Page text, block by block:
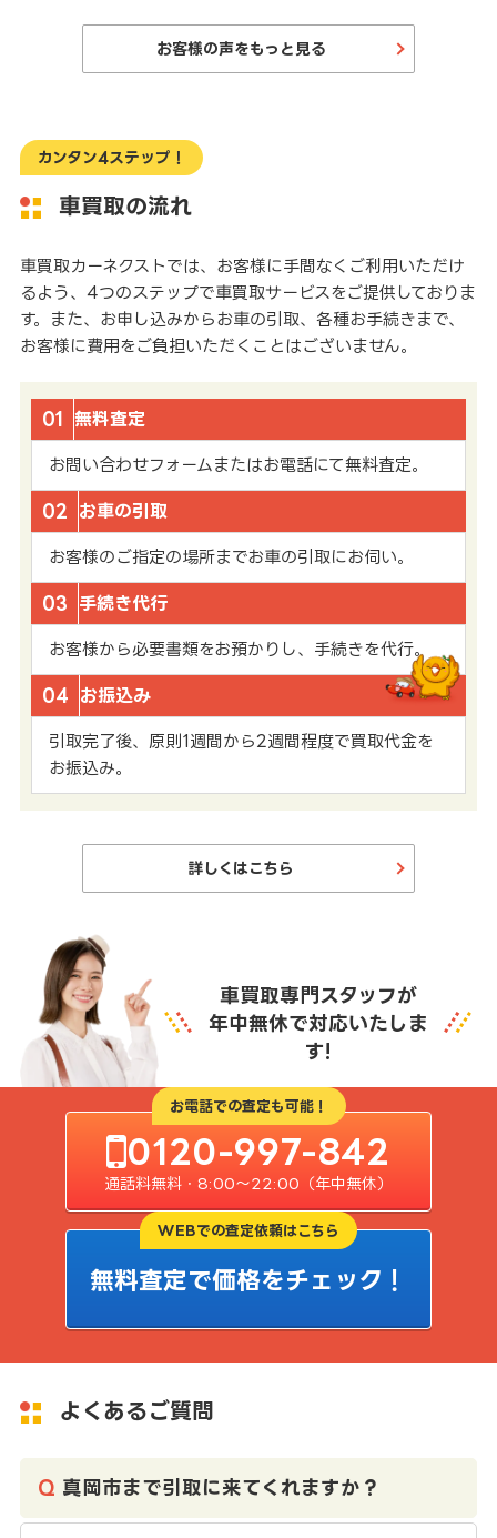
お客様の声をもっと見る
カンタン4ステップ！
車買取の流れ
車買取カーネクストでは、お客様に手間なくご利用いただけ
るよう、4つのステップで車買取サービスをご提供しておりま
す。また、お申し込みからお車の引取、各種お手続きまで、
お客様に費用をご負担いただくことはございません。
01 無料査定
お問い合わせフォームまたはお電話にて無料査定。
02 お車の引取
お客様のご指定の場所までお車の引取にお伺い。
03 手続き代行
お客様から必要書類をお預かりし、手続きを代行。
04 お振込み
引取完了後、原則1週間から2週間程度で買取代金を
お振込み。
詳しくはこちら
車買取専門スタッフが
年中無休で対応いたしま
す!
お電話での査定も可能！
0120-997-842
通話料無料・8:00〜22:00（年中無休）
WEBでの査定依頼はこちら
無料査定で価格をチェック！
よくあるご質問
真岡市まで引取に来てくれますか？